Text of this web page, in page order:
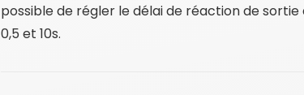
possible de régler le délai de réaction de
0,5 et 10s.